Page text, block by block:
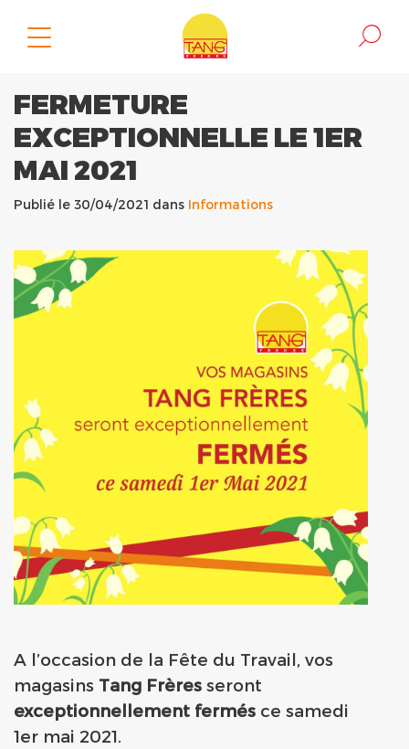
FERMETURE
EXCEPTIONNELLE LE 1ER
MAI 2021
Publié le 30/04/2021 dans Informations
A l’occasion de la Fête du Travail, vos
magasins Tang Frères seront
exceptionnellement fermés ce samedi
1er mai 2021.